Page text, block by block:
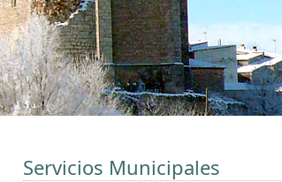
Servicios Municipales